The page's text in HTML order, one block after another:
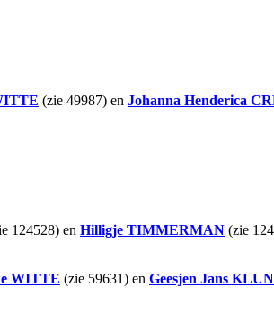
(zie 49987) en Johanna Henderica
124528) en Hilligje TIMMERMAN (zie
WITTE (zie 59631) en Geesjen Jans